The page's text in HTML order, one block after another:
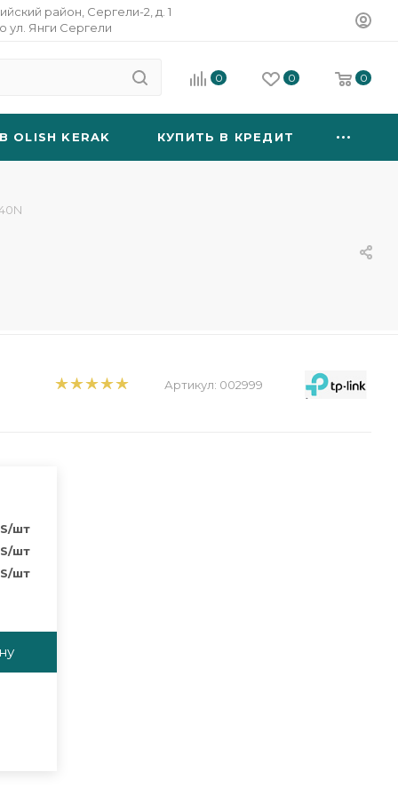
район, Сергели-2, д. 1
ул. Янги Сергели
0 0 0
OLISH KERAK КУПИТЬ В КРЕДИТ
Артикул: 002999
/шт
/шт
/шт